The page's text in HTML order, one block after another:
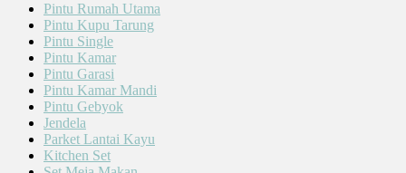
Pintu Rumah Utama
Pintu Kupu Tarung
Pintu Single
Pintu Kamar
Pintu Garasi
Pintu Kamar Mandi
Pintu Gebyok
Jendela
Parket Lantai Kayu
Kitchen Set